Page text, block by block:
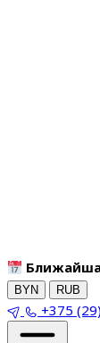
BYN RUB
+375